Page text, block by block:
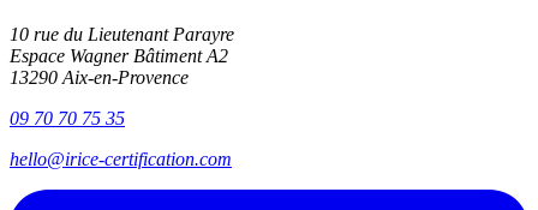
10 rue du Lieutenant Parayre
Espace Wagner Bâtiment A2
13290 Aix-en-Provence
09 70 70 75 35
hello@irice-certification.com